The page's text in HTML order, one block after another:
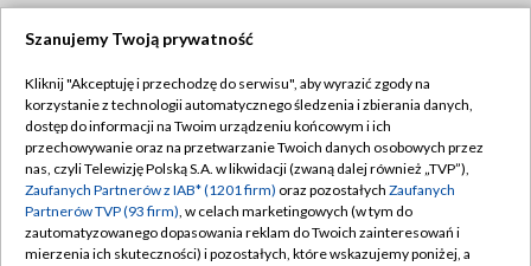
TVP
Abonament TVP
Emisja w TVP
Centrum informacji TVP
Regulamin TVP
Polityka prywatności
Moje zgody
Szanujemy Twoją prywatność
Kliknij "Akceptuję i przechodzę do serwisu", aby wyrazić zgody na
korzystanie z technologii automatycznego śledzenia i zbierania danych,
dostęp do informacji na Twoim urządzeniu końcowym i ich
przechowywanie oraz na przetwarzanie Twoich danych osobowych przez
nas, czyli Telewizję Polską S.A. w likwidacji (zwaną dalej również „TVP”),
Zaufanych Partnerów z IAB* (1201 firm) oraz pozostałych Zaufanych
Partnerów TVP (93 firm), w celach marketingowych (w tym do
zautomatyzowanego dopasowania reklam do Twoich zainteresowań i
mierzenia ich skuteczności) i pozostałych, które wskazujemy poniżej, a